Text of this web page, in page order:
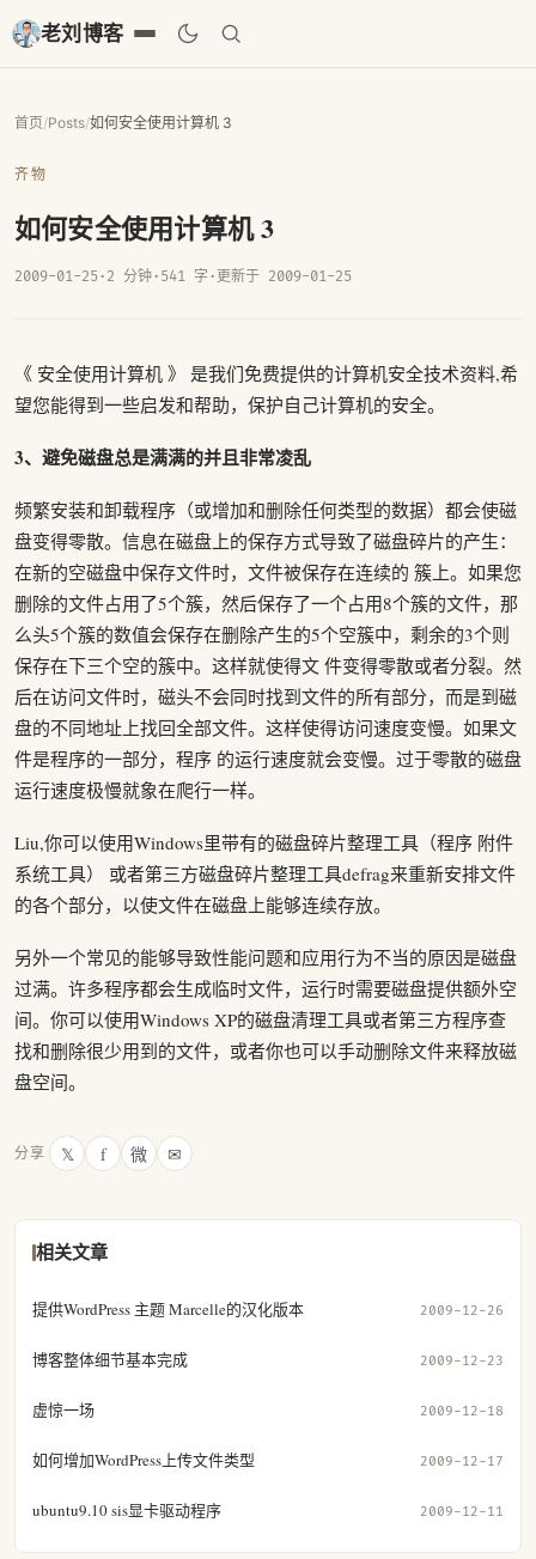
老刘博客
首页/Posts/如何安全使用计算机 3
齐物
如何安全使用计算机 3
2009-01-25· 2 分钟· 541 字 · 更新于 2009-01-25
《 安全使用计算机 》 是我们免费提供的计算机安全技术资料,希
望您能得到一些启发和帮助，保护自己计算机的安全。
3、避免磁盘总是满满的并且非常凌乱
频繁安装和卸载程序（或增加和删除任何类型的数据）都会使磁
盘变得零散。信息在磁盘上的保存方式导致了磁盘碎片的产生：
在新的空磁盘中保存文件时，文件被保存在连续的 簇上。如果您
删除的文件占用了5个簇，然后保存了一个占用8个簇的文件，那
么头5个簇的数值会保存在删除产生的5个空簇中，剩余的3个则
保存在下三个空的簇中。这样就使得文 件变得零散或者分裂。然
后在访问文件时，磁头不会同时找到文件的所有部分，而是到磁
盘的不同地址上找回全部文件。这样使得访问速度变慢。如果文
件是程序的一部分，程序 的运行速度就会变慢。过于零散的磁盘
运行速度极慢就象在爬行一样。
Liu,你可以使用Windows里带有的磁盘碎片整理工具（程序 附件
系统工具） 或者第三方磁盘碎片整理工具defrag来重新安排文件
的各个部分，以使文件在磁盘上能够连续存放。
另外一个常见的能够导致性能问题和应用行为不当的原因是磁盘
过满。许多程序都会生成临时文件，运行时需要磁盘提供额外空
间。你可以使用Windows XP的磁盘清理工具或者第三方程序查
找和删除很少用到的文件，或者你也可以手动删除文件来释放磁
盘空间。
分享 𝕏 f 微 ✉
相关文章
提供WordPress 主题 Marcelle的汉化版本 2009-12-26
博客整体细节基本完成 2009-12-23
虚惊一场 2009-12-18
如何增加WordPress上传文件类型 2009-12-17
ubuntu9.10 sis显卡驱动程序 2009-12-11